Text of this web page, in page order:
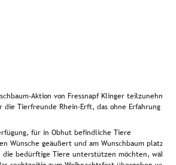
Aktion von Fressnapf Klinger teilzunehmen
die Tierfreunde Rhein-Erft, das ohne Erfahrung
für in Obhut befindliche Tiere
Wünsche geäußert und am Wunschbaum platziert
bedürftige Tiere unterstützen möchten, wählen